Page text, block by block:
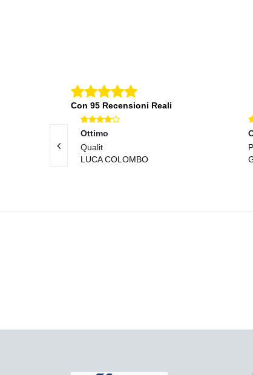
Con 95 Recensioni Reali
Ottimo
Qualit
LUCA COLOMBO